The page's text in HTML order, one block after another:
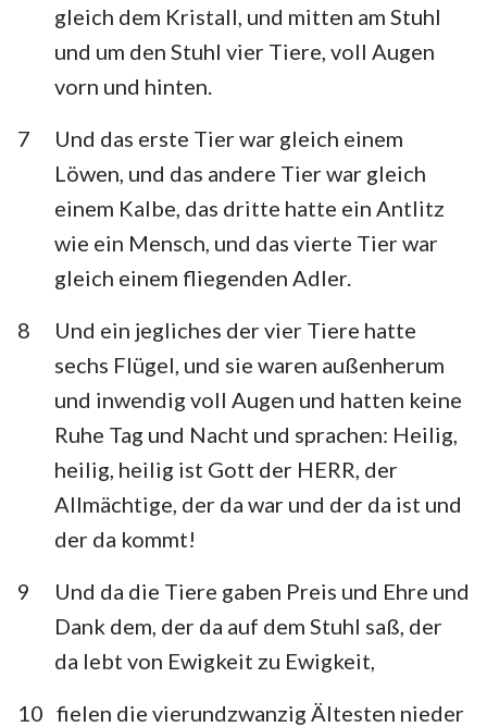
1 2 3 4 5
16 18 20
22
gleich dem Kristall, und mitten am Stuhl
und um den Stuhl vier Tiere, voll Augen
vorn und hinten.
7
Und das erste Tier war gleich einem
Löwen, und das andere Tier war gleich
einem Kalbe, das dritte hatte ein Antlitz
wie ein Mensch, und das vierte Tier war
gleich einem fliegenden Adler.
8
Und ein jegliches der vier Tiere hatte
sechs Flügel, und sie waren außenherum
und inwendig voll Augen und hatten keine
Ruhe Tag und Nacht und sprachen: Heilig,
heilig, heilig ist Gott der HERR, der
Allmächtige, der da war und der da ist und
der da kommt!
9
Und da die Tiere gaben Preis und Ehre und
Dank dem, der da auf dem Stuhl saß, der
da lebt von Ewigkeit zu Ewigkeit,
10 fielen die vierundzwanzig Ältesten nieder